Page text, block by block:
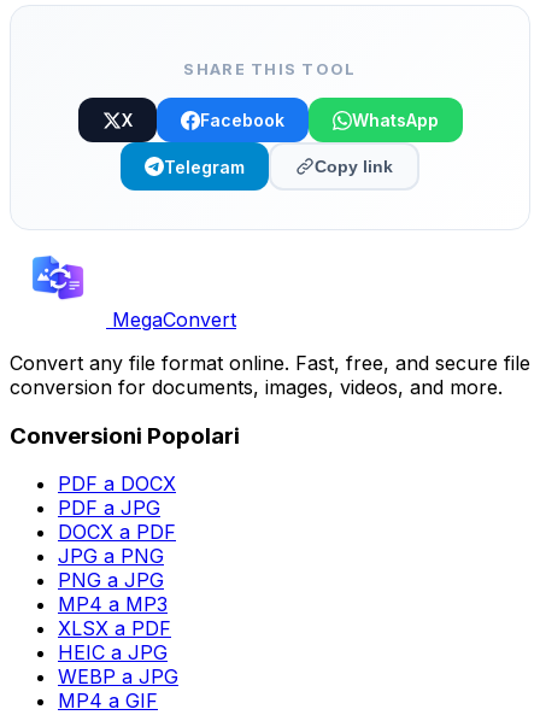
SHARE THIS TOOL
X Facebook WhatsApp
Telegram Copy link
MegaConvert
Convert any file format online. Fast, free, and secure file
conversion for documents, images, videos, and more.
Conversioni Popolari
PDF a DOCX
PDF a JPG
DOCX a PDF
JPG a PNG
PNG a JPG
MP4 a MP3
XLSX a PDF
HEIC a JPG
WEBP a JPG
MP4 a GIF